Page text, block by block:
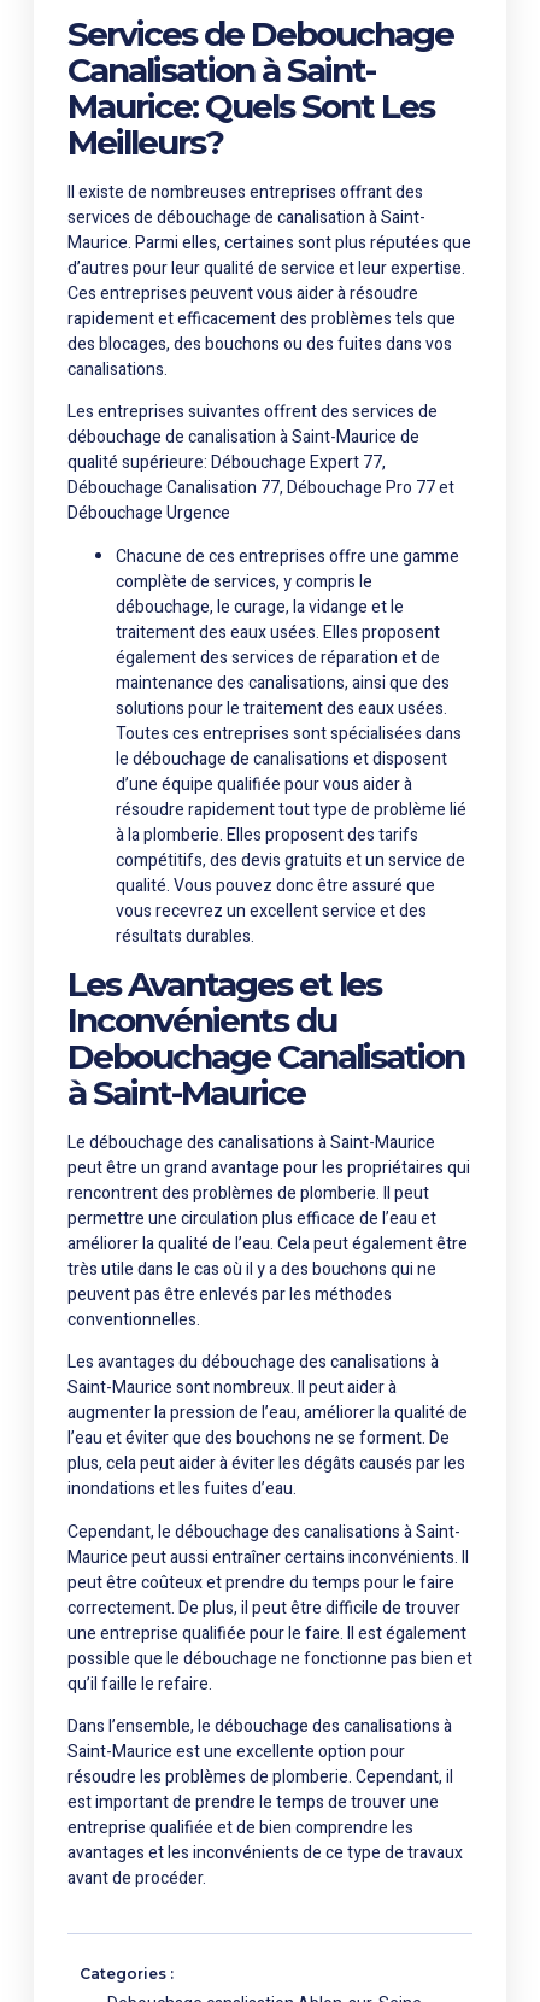
Services de Debouchage
Canalisation à Saint-
Maurice: Quels Sont Les
Meilleurs?
Il existe de nombreuses entreprises offrant des
services de débouchage de canalisation à Saint-
Maurice. Parmi elles, certaines sont plus réputées que
d’autres pour leur qualité de service et leur expertise.
Ces entreprises peuvent vous aider à résoudre
rapidement et efficacement des problèmes tels que
des blocages, des bouchons ou des fuites dans vos
canalisations.
Les entreprises suivantes offrent des services de
débouchage de canalisation à Saint-Maurice de
qualité supérieure: Débouchage Expert 77,
Débouchage Canalisation 77, Débouchage Pro 77 et
Débouchage Urgence
Chacune de ces entreprises offre une gamme
complète de services, y compris le
débouchage, le curage, la vidange et le
traitement des eaux usées. Elles proposent
également des services de réparation et de
maintenance des canalisations, ainsi que des
solutions pour le traitement des eaux usées.
Toutes ces entreprises sont spécialisées dans
le débouchage de canalisations et disposent
d’une équipe qualifiée pour vous aider à
résoudre rapidement tout type de problème lié
à la plomberie. Elles proposent des tarifs
compétitifs, des devis gratuits et un service de
qualité. Vous pouvez donc être assuré que
vous recevrez un excellent service et des
résultats durables.
Les Avantages et les
Inconvénients du
Debouchage Canalisation
à Saint-Maurice
Le débouchage des canalisations à Saint-Maurice
peut être un grand avantage pour les propriétaires qui
rencontrent des problèmes de plomberie. Il peut
permettre une circulation plus efficace de l’eau et
améliorer la qualité de l’eau. Cela peut également être
très utile dans le cas où il y a des bouchons qui ne
peuvent pas être enlevés par les méthodes
conventionnelles.
Les avantages du débouchage des canalisations à
Saint-Maurice sont nombreux. Il peut aider à
augmenter la pression de l’eau, améliorer la qualité de
l’eau et éviter que des bouchons ne se forment. De
plus, cela peut aider à éviter les dégâts causés par les
inondations et les fuites d’eau.
Cependant, le débouchage des canalisations à Saint-
Maurice peut aussi entraîner certains inconvénients. Il
peut être coûteux et prendre du temps pour le faire
correctement. De plus, il peut être difficile de trouver
une entreprise qualifiée pour le faire. Il est également
possible que le débouchage ne fonctionne pas bien et
qu’il faille le refaire.
Dans l’ensemble, le débouchage des canalisations à
Saint-Maurice est une excellente option pour
résoudre les problèmes de plomberie. Cependant, il
est important de prendre le temps de trouver une
entreprise qualifiée et de bien comprendre les
avantages et les inconvénients de ce type de travaux
avant de procéder.
Categories :